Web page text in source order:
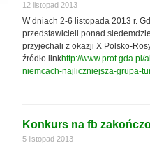
12 listopad 2013
W dniach 2-6 listopada 2013 r.
przedstawicieli ponad
przyjechali z okazji X Polsko-
źródło linkhttp://
niemcach-najliczniejsza-grupa-
Konkurs na fb
5 listopad 2013